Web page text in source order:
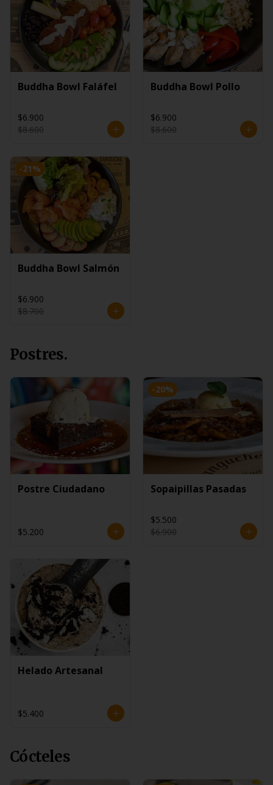
Buddha Bowl Faláfel
$6.900
$8.600
Buddha Bowl Pollo
$6.900
$8.600
-21%
Buddha Bowl Salmón
$6.900
$8.700
Postres.
Postre Ciudadano
$5.200
-20%
Sopaipillas Pasadas
$5.500
$6.900
Helado Artesanal
$5.400
Cócteles